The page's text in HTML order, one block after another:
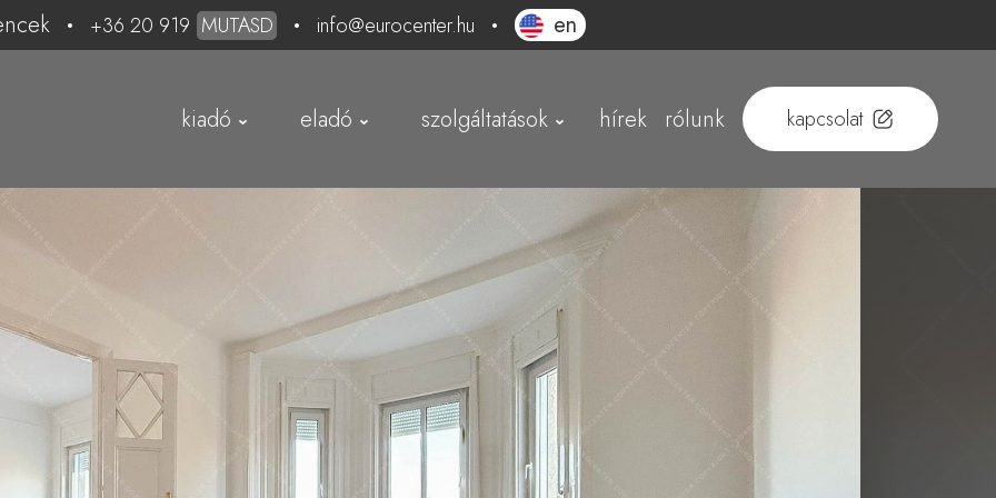
+36 20 919 MUTASD info@eurocenter.hu en
kiadó eladó szolgáltatások hírek rólunk kapcsolat